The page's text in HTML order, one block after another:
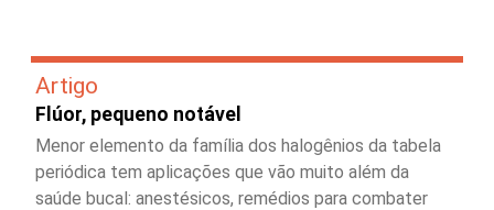
Artigo
Flúor, pequeno notável
Menor elemento da família dos halogênios da tabela
periódica tem aplicações que vão muito além da
saúde bucal: anestésicos, remédios para combater